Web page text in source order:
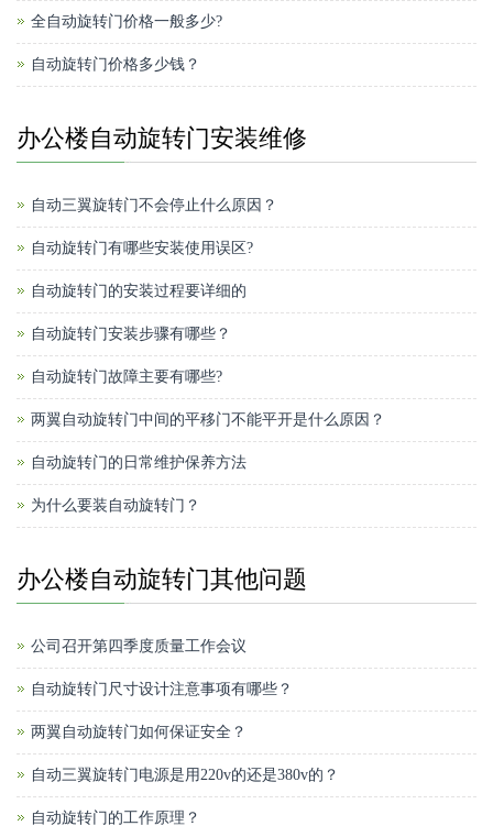
全自动旋转门价格一般多少?
自动旋转门价格多少钱？
办公楼自动旋转门安装维修
自动三翼旋转门不会停止什么原因？
自动旋转门有哪些安装使用误区?
自动旋转门的安装过程要详细的
自动旋转门安装步骤有哪些？
自动旋转门故障主要有哪些?
两翼自动旋转门中间的平移门不能平开是什么原因？
自动旋转门的日常维护保养方法
为什么要装自动旋转门？
办公楼自动旋转门其他问题
公司召开第四季度质量工作会议
自动旋转门尺寸设计注意事项有哪些？
两翼自动旋转门如何保证安全？
自动三翼旋转门电源是用220v的还是380v的？
自动旋转门的工作原理？